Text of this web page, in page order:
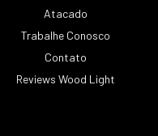
Atacado
Trabalhe Conosco
Contato
Reviews Wood Light